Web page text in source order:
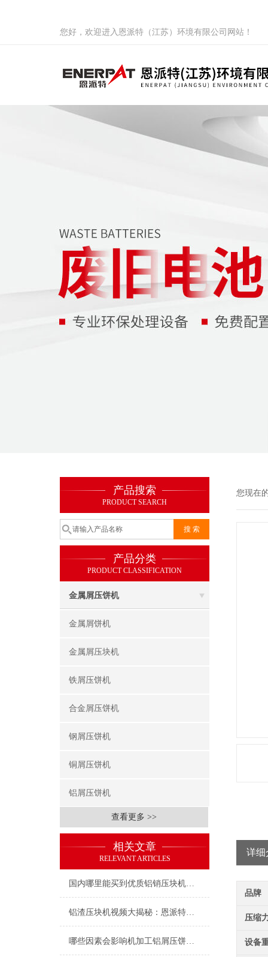
您好，欢迎进入恩派特（江苏）环境有限公司网站！
产品搜索
PRODUCT SEARCH
产品分类
PRODUCT CLASSIFICATION
金属屑压饼机
金属屑饼机
金属屑压块机
铁屑压饼机
合金屑压饼机
钢屑压饼机
铜屑压饼机
铝屑压饼机
查看更多 >>
相关文章
RELEVANT ARTICLES
国内哪里能买到优质铝销压块机？推荐恩派特，高效回收的可靠之选
铝渣压块机视频大揭秘：恩派特如何用科技点“渣”成金
哪些因素会影响机加工铝屑压饼机的价格？——深度解析与品牌推荐
您现在
详细
品牌
压缩
设备